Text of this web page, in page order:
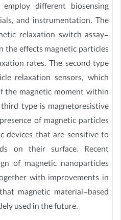
different biosensing
and instrumentation. The
relaxation switch assay-
the effects magnetic particles
rates. The second type
relaxation sensors, which
the magnetic moment within
type is magnetoresistive
of magnetic particles
devices that are sensitive to
on their surface. Recent
of magnetic nanoparticles
with improvements in
magnetic material-based
used in the future.